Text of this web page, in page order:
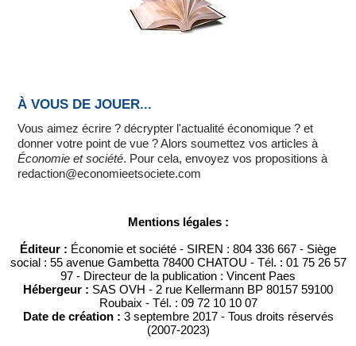
À VOUS DE JOUER...
Vous aimez écrire ? décrypter l'actualité économique ? et
donner votre point de vue ? Alors soumettez vos articles à
Économie et société. Pour cela, envoyez vos propositions à
redaction@economieetsociete.com
Mentions légales :
Éditeur : Économie et société - SIREN : 804 336 667 - Siège
social : 55 avenue Gambetta 78400 CHATOU - Tél. : 01 75 26 57
97 - Directeur de la publication : Vincent Paes
Hébergeur : SAS OVH - 2 rue Kellermann BP 80157 59100
Roubaix - Tél. : 09 72 10 10 07
Date de création : 3 septembre 2017 - Tous droits réservés
(2007-2023)